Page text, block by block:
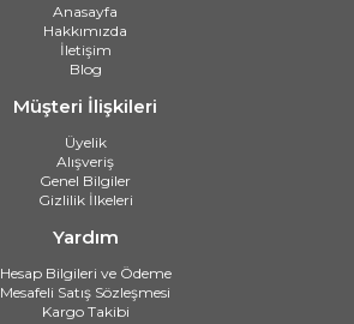
Anasayfa
Hakkımızda
İletişim
Blog
Müşteri İlişkileri
Üyelik
Alışveriş
Genel Bilgiler
Gizlilik İlkeleri
Yardım
Hesap Bilgileri ve Ödeme
Mesafeli Satış Sözleşmesi
Kargo Takibi